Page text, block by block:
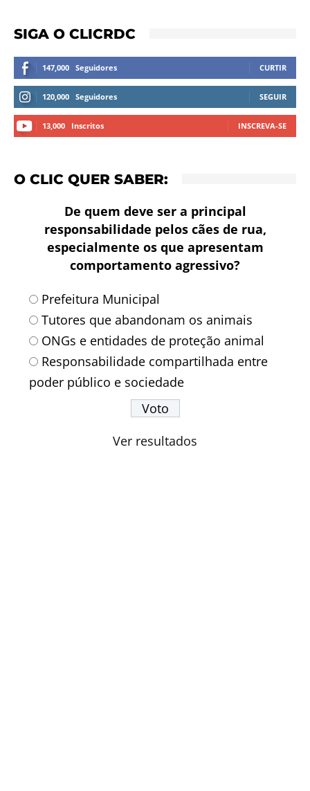
SIGA O CLICRDC
147,000 Seguidores CURTIR
120,000 Seguidores SEGUIR
13,000 Inscritos INSCREVA-SE
O CLIC QUER SABER:
De quem deve ser a principal
responsabilidade pelos cães de rua,
especialmente os que apresentam
comportamento agressivo?
Prefeitura Municipal
Tutores que abandonam os animais
ONGs e entidades de proteção animal
Responsabilidade compartilhada entre
poder público e sociedade
Ver resultados